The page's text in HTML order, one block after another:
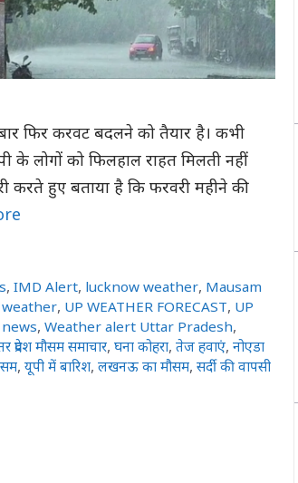
फिर करवट बदलने को तैयार है। कभी
के लोगों को फिलहाल राहत मिलती नहीं
करते हुए बताया है कि फरवरी महीने की
,IMD Alert, lucknow weather, Mausam
, UP WEATHER FORECAST, UP
, Weather alert Uttar Pradesh,
प्रदेश मौसम समाचार, घना कोहरा, तेज हवाएं, नोएडा
, यूपी में बारिश, लखनऊ का मौसम, सर्दी की वापसी